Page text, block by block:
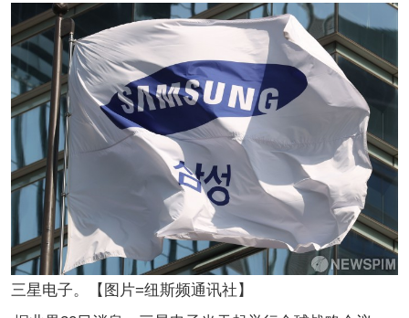
三星电子。【图片=纽斯频通讯社】